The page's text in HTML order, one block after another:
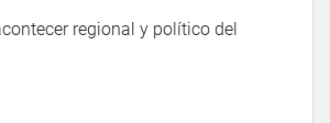
regional y político del